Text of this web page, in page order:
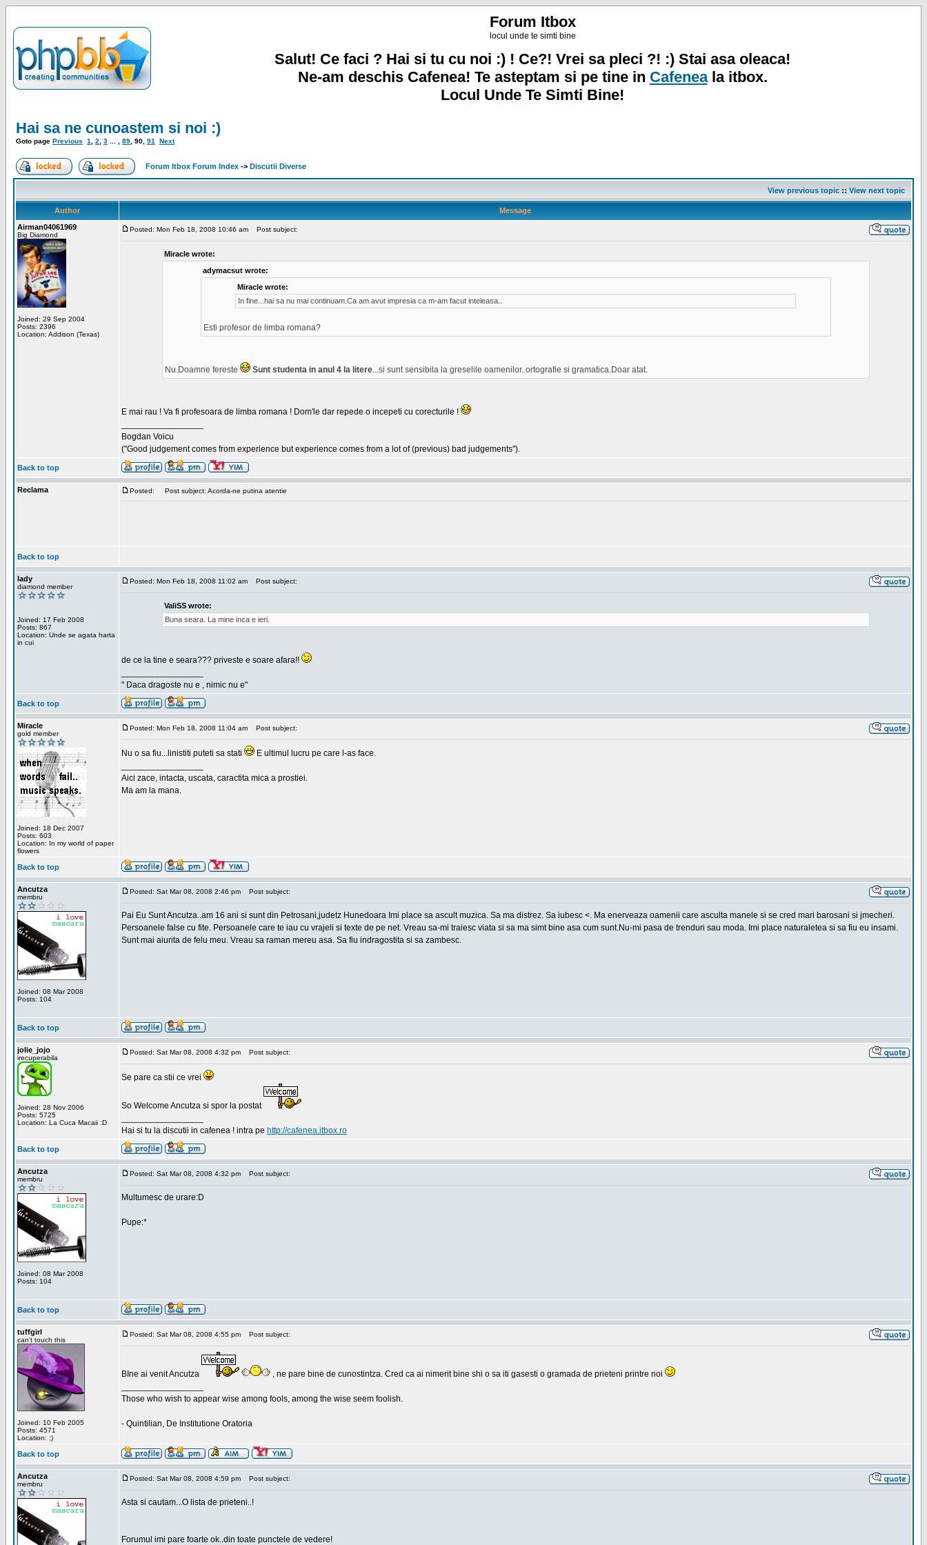
Forum Itbox
locul unde te simti bine
Salut! Ce faci ? Hai si tu cu noi :) ! Ce?! Vrei sa pleci ?! :) Stai asa oleaca!
Ne-am deschis Cafenea! Te asteptam si pe tine in Cafeneala itbox.
Locul Unde Te Simti Bine!
Hai sa ne cunoastem si noi :)
Goto page Previous 1 2 3 89 90 91 Next
Forum Itbox Forum Index -> Discutii Diverse
View previous topic :: View next topic
Author
Message
Airman04061969
Big Diamond
Joined: 29 Sep 2004
Posts: 2396
Location: Addison (Texas)
Posted: Mon Feb 18, 2008 10:46 am Post subject:
Miracle wrote:
adymacsut wrote:
Miracle wrote:
In fine...hai sa nu mai continuam.Ca am avut impresia ca m-am facut inteleasa..
Esti profesor de limba romana?
Nu.Doamne fereste Sunt studenta in anul 4 la litere...si sunt sensibila la greselile oamenilor..ortografie si gramatica.Doar atat.
E mai rau ! Va fi profesoara de limba romana ! Dom'le dar repede o incepeti cu corecturile !
Bogdan Voicu
("Good judgement comes from experience but experience comes from a lot of (previous) bad judgements").
Back to top
Reclama Posted: Post subject: Acorda-ne putina atentie
Back to top
lady
diamond member
Joined: 17 Feb 2008
Posts: 867
Location: Unde se agata harta
in cui
Posted: Mon Feb 18, 2008 11:02 am Post subject:
ValiSS wrote:
Buna seara. La mine inca e ieri.
de ce la tine e seara??? priveste e soare afara!!
" Daca dragoste nu e , nimic nu e"
Back to top
Miracle
gold member
Joined: 18 Dec 2007
Posts: 603
Location: In my world of paper
flowers
Posted: Mon Feb 18, 2008 11:04 am Post subject:
Nu o sa fiu...linistiti puteti sa stati
E ultimul lucru pe care l-as face.
Aici zace, intacta, uscata, caractita mica a prostiei.
Ma am la mana.
Back to top
Ancutza
membru
Joined: 08 Mar 2008
Posts: 104
Posted: Sat Mar 08, 2008 2:46 pm Post subject:
Pai Eu Sunt Ancutza..am 16 ani si sunt din Petrosani,judetz Hunedoara Imi place sa ascult muzica. Sa ma distrez. Sa iubesc <. Ma enerveaza oamenii care asculta manele si se cred mari barosani si jmecheri.
Persoanele false cu fite. Persoanele care te iau cu vrajeli si texte de pe net. Vreau sa-mi traiesc viata si sa ma simt bine asa cum sunt.Nu-mi pasa de trenduri sau moda. Imi place naturaletea si sa fiu eu insami.
Sunt mai aiurita de felu meu. Vreau sa raman mereu asa. Sa fiu indragostita si sa zambesc.
Back to top
jolie_jojo
irecuperabila
Joined: 28 Nov 2006
Posts: 5725
Location: La Cuca Macaii :D
Posted: Sat Mar 08, 2008 4:32 pm Post subject:
Se pare ca stii ce vrei
So Welcome Ancutza si spor la postat
Hai si tu la discutii in cafenea ! intra pe http://cafenea.itbox.ro
Back to top
Ancutza
membru
Joined: 08 Mar 2008
Posts: 104
Posted: Sat Mar 08, 2008 4:32 pm Post subject:
Multumesc de urare:D
Pupe:*
Back to top
tuffgirl
can't touch this
Joined: 10 Feb 2005
Posts: 4571
Location: ;)
Posted: Sat Mar 08, 2008 4:55 pm Post subject:
BIne ai venit Ancutza
, ne pare bine de cunostintza. Cred ca ai nimerit bine shi o sa iti gasesti o gramada de prieteni printre noi
Those who wish to appear wise among fools, among the wise seem foolish.
- Quintilian, De Institutione Oratoria
Back to top
Ancutza
membru
Posted: Sat Mar 08, 2008 4:59 pm Post subject:
Asta si cautam...O lista de prieteni..!
Forumul imi pare foarte ok..din toate punctele de vedere!